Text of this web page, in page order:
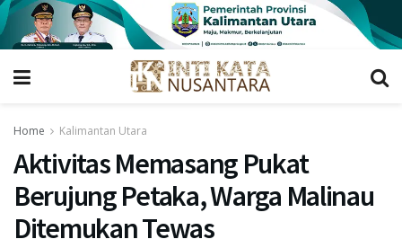
Home Kalimantan Utara
Aktivitas Memasang Pukat
Berujung Petaka, Warga Malinau
Ditemukan Tewas